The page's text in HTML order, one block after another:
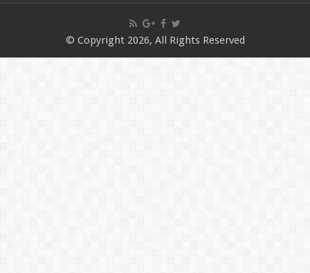
© Copyright 2026, All Rights Reserved